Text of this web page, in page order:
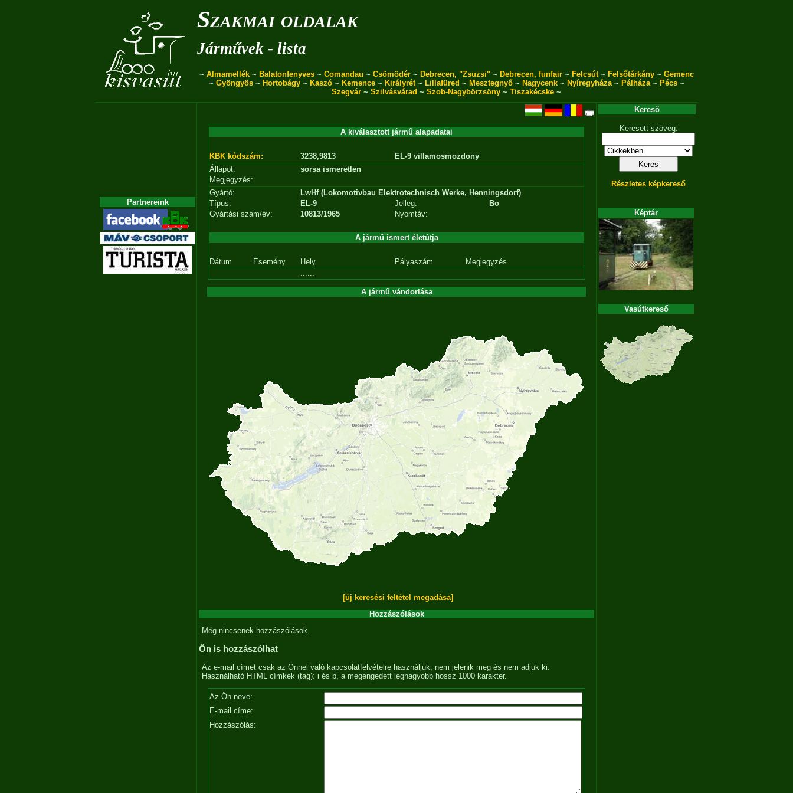
Szakmai oldalak
Járművek - lista
~ Almamellék~ Balatonfenyves~ Comandau ~ Csömödér~ Debrecen, "Zsuzsi"~ Debrecen, funfair~ Felcsút~ Felsőtárkány~ Gemenc
~ Gyöngyös~ Hortobágy~ Kaszó~ Kemence~ Királyrét~ Lillafüred ~ Mesztegnyő~ Nagycenk~ Nyíregyháza~ Pálháza~ Pécs~
Szegvár ~ Szilvásvárad ~ Szob-Nagybörzsöny ~ Tiszakécske ~
Partnereink
A kiválasztott jármű alapadatai
KBK kódszám: 3238,9813
EL-9 villamosmozdony
Állapot:
sorsa ismeretlen
Megjegyzés:
Gyártó:
LwHf (Lokomotivbau Elektrotechnisch Werke, Henningsdorf)
Típus:
EL-9 Jelleg:
Bo
Gyártási szám/év:
10813/1965 Nyomtáv:
A jármű ismert életútja
Dátum Esemény Hely Pályaszám
Megjegyzés
......
A jármű vándorlása
[új keresési feltétel megadása]
Hozzászólások
Még nincsenek hozzászólások.
Ön is hozzászólhat
Az e-mail címet csak az Önnel való kapcsolatfelvételre használjuk, nem jelenik meg és nem adjuk ki.
Használható HTML címkék (tag): i és b, a megengedett legnagyobb hossz 1000 karakter.
Az Ön neve:
E-mail címe:
Hozzászólás:
Kereső
Keresett szöveg:
Részletes képkereső
Képtár
Vasútkereső